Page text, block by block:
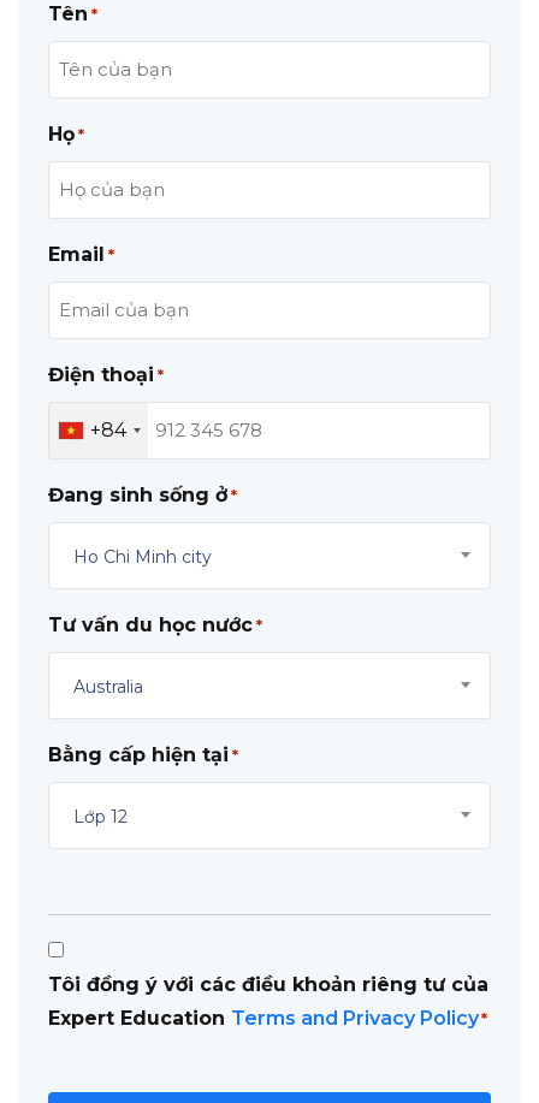
Tên *
Họ *
Email *
Điện thoại *
+84
Đang sinh sống ở *
Ho Chi Minh city
Tư vấn du học nước *
Australia
Bằng cấp hiện tại *
Lớp 12
Consent
*
Tôi đồng ý với các điều khoản riêng tư của
Expert Education Terms and Privacy Policy*